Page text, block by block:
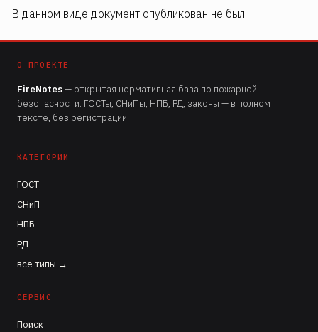
В данном виде документ опубликован не был.
О ПРОЕКТЕ
FireNotes— открытая нормативная база по пожарной
безопасности. ГОСТы, СНиПы, НПБ, РД, законы — в полном
тексте, без регистрации.
КАТЕГОРИИ
ГОСТ
СНиП
НПБ
РД
все типы →
СЕРВИС
Поиск